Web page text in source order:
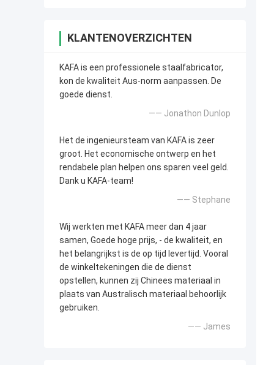
KLANTENOVERZICHTEN
KAFA is een professionele staalfabricator,
kon de kwaliteit Aus-norm aanpassen. De
goede dienst.
—— Jonathon Dunlop
Het de ingenieursteam van KAFA is zeer
groot. Het economische ontwerp en het
rendabele plan helpen ons sparen veel geld.
Dank u KAFA-team!
—— Stephane
Wij werkten met KAFA meer dan 4 jaar
samen, Goede hoge prijs, - de kwaliteit, en
het belangrijkst is de op tijd levertijd. Vooral
de winkeltekeningen die de dienst
opstellen, kunnen zij Chinees materiaal in
plaats van Australisch materiaal behoorlijk
gebruiken.
—— James